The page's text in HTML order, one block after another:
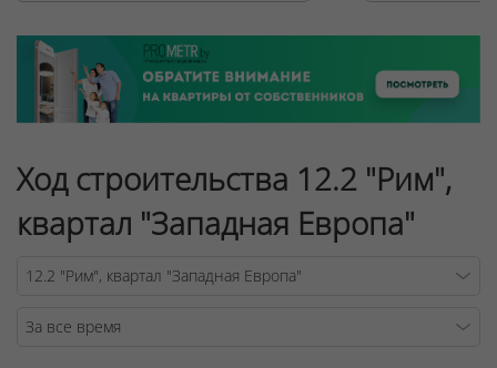
Ход строительства 12.2 "Рим",
квартал "Западная Европа"